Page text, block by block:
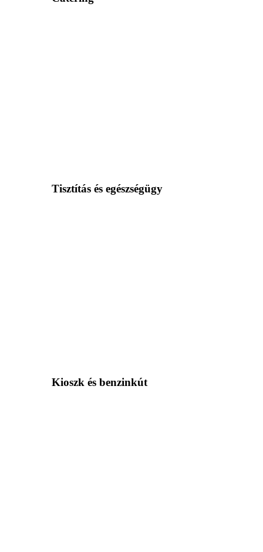
Tisztítás és egészségügy
Kioszk és benzinkút